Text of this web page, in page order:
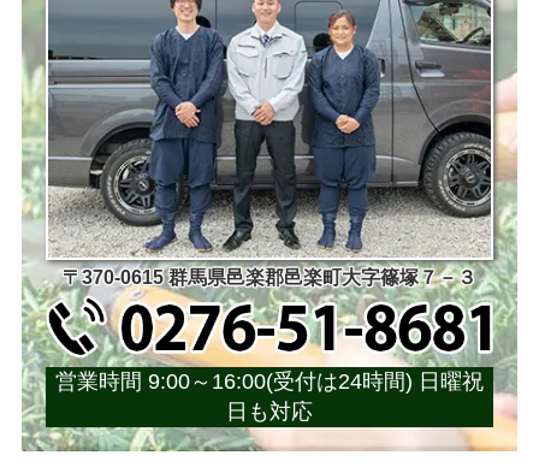
〒370-0615 群馬県邑楽郡邑楽町大字篠塚７－３
営業時間 9:00～16:00(受付は24時間) 日曜祝
日も対応